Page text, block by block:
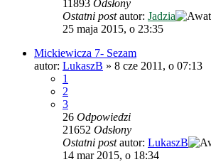
11893 Odsłony
Ostatni postautor: Jadzia
25 maja 2015, o 23:35
Mickiewicza 7- Sezam
autor: LukaszB » 8 cze 2011, o 07:13
1
2
3
26 Odpowiedzi
21652 Odsłony
Ostatni postautor: LukaszB
14 mar 2015, o 18:34